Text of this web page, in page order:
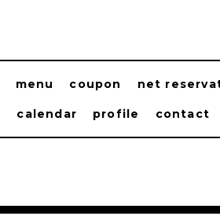
menu coupon net
calendar profile contact